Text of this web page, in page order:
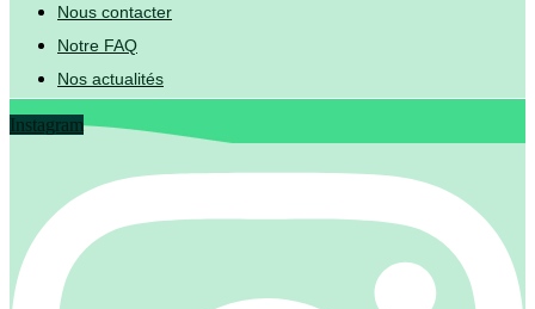
Nous contacter
Notre FAQ
Nos actualités
Instagram